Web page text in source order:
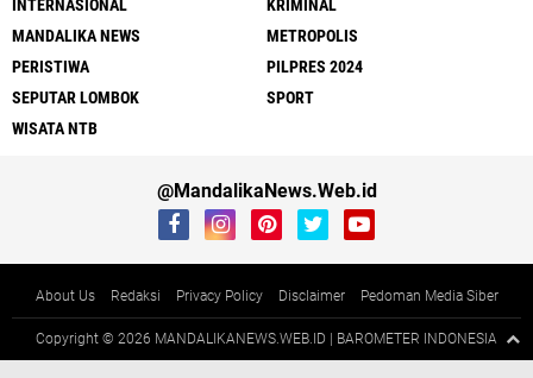
INTERNASIONAL
KRIMINAL
MANDALIKA NEWS
METROPOLIS
PERISTIWA
PILPRES 2024
SEPUTAR LOMBOK
SPORT
WISATA NTB
@MandalikaNews.Web.id
About Us Redaksi Privacy Policy Disclaimer Pedoman Media Siber
Copyright © 2026 MANDALIKANEWS.WEB.ID | BAROMETER INDONESIA